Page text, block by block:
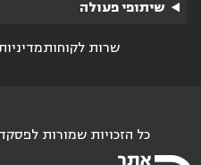
שיתופי פעולה
שרות לקוחות
כל הזכויות שמורות